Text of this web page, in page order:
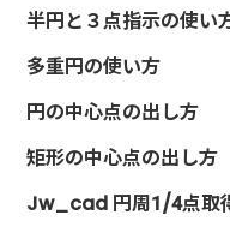
半円と３点指示の使い
多重円の使い方
円の中心点の出し方
矩形の中心点の出し方
Jw_cad 円周1/4点取